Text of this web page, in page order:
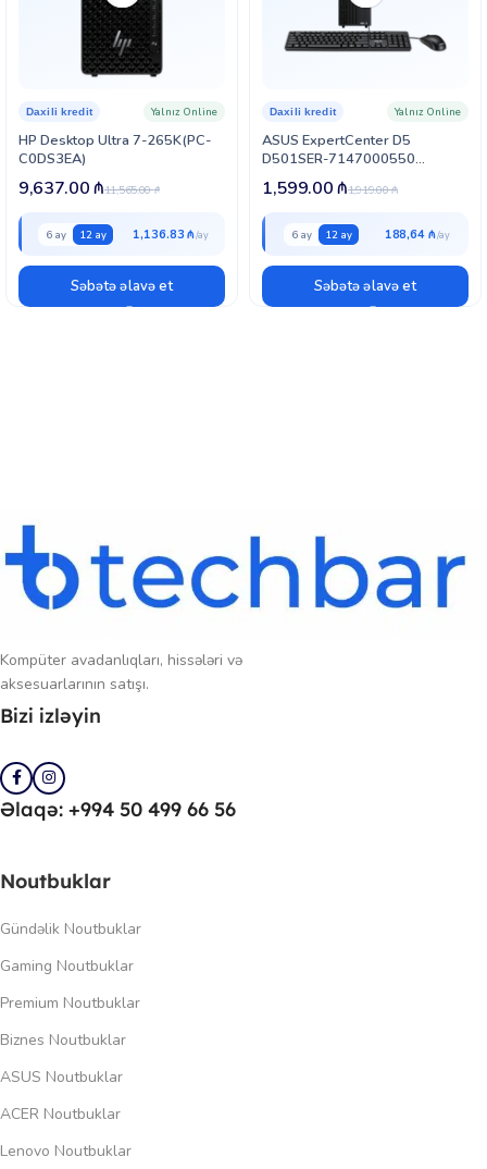
HP Desktop Ultra 7-265K(PC-
C0DS3EA)
Daxili kredit Yalnız Online
11,565.00₼
9,637.00₼
6 ay 12 ay 1,136.83 ₼
Səbətə əlavə et
ASUS ExpertCenter D5
D501SER-7147000550
(90PF05M1-M016A0) Small
Form Factor
Daxili kredit Yalnız Online
1,919.00₼
1,599.00₼
6 ay 12 ay 188,64 ₼
Səbətə əlavə et
Kompüter avadanlıqları, hissələri və
aksesuarlarının satışı.
Bizi izləyin
Əlaqə: +994 50 499 66 56
Noutbuklar
Gündəlik Noutbuklar
Gaming Noutbuklar
Premium Noutbuklar
Biznes Noutbuklar
ASUS Noutbuklar
ACER Noutbuklar
Lenovo Noutbuklar